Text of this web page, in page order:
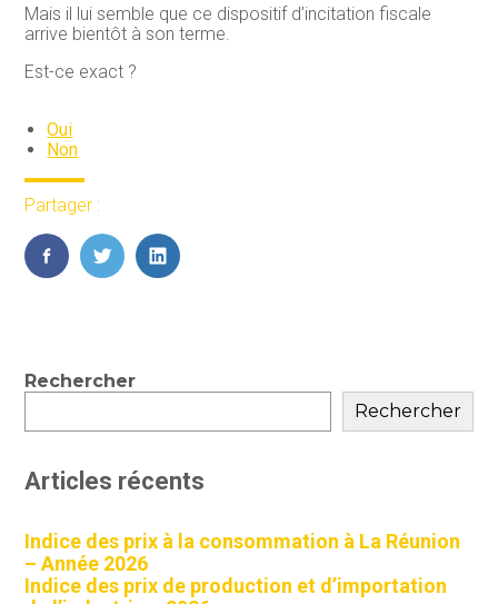
Mais il lui semble que ce dispositif d’incitation fiscale
arrive bientôt à son terme.
Est-ce exact ?
Oui
Non
Partager :
FaceBook
TwitterLinkedIn
Blog
Rechercher
Rechercher
Articles récents
Indice des prix à la consommation à La Réunion
– Année 2026
Indice des prix de production et d’importation